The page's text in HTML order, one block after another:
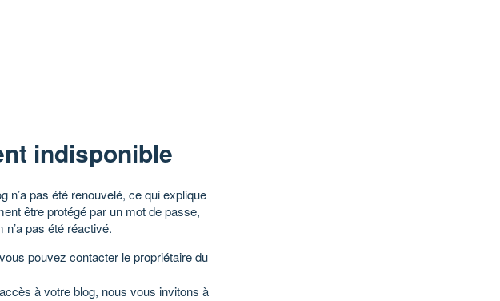
indisponible
n’a pas été renouvelé, ce qui explique
être protégé par un mot de passe,
pas été réactivé.
pouvez contacter le propriétaire du
à votre blog, nous vous invitons à